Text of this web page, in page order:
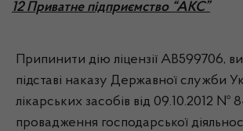
12 Приватне підприємство “АКС”
Припинити дію ліцензії АВ599706,
підставі наказу Державної служби
лікарських засобів від 09.10.2012 №
провадження господарської